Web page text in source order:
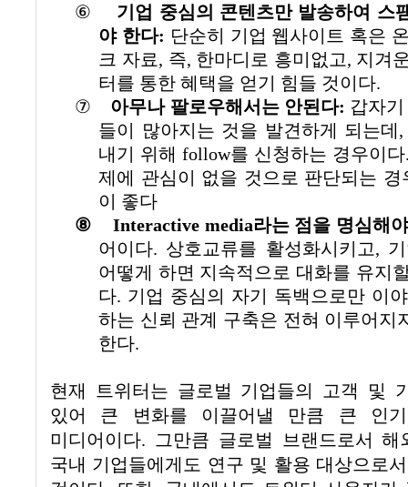
⑥
기업 중심의 콘텐츠만 발송하여 스
야 한다: 단순히 기업 웹사이트 혹은
크 자료, 즉, 한마디로 흥미없고, 지겨
터를 통한 혜택을 얻기 힘들 것이다.
⑦
아무나 팔로우해서는 안된다: 갑자기
들이 많아지는 것을 발견하게 되는데
내기 위해 follow를 신청하는 경우이다
제에 관심이 없을 것으로 판단되는 경
이 좋다
⑧
Interactive media라는 점을 명심해
어이다. 상호교류를 활성화시키고,
어떻게 하면 지속적으로 대화를 유지
다. 기업 중심의 자기 독백으로만 이
하는 신뢰 관계 구축은 전혀 이루어지
한다.
현재 트위터는 글로벌 기업들의 고객 및
있어 큰 변화를 이끌어낼 만큼 큰 인
미디어이다.
그만큼 글로벌 브랜드로서 해
국내 기업들에게도 연구 및 활용 대상으로